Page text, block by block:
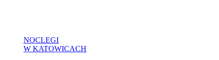
NOCLEGI
W KATOWICACH